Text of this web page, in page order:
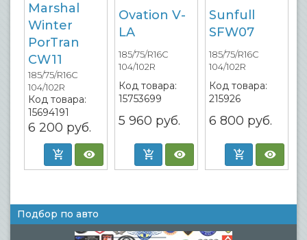
Marshal
Winter
PorTran
CW11
185/75/R16C
104/102R
Код товара:
15694191
6 200 руб.
Ovation V-
LA
185/75/R16C
104/102R
Код товара:
15753699
5 960 руб.
Sunfull
SFW07
185/75/R16C
104/102R
Код товара:
215926
6 800 руб.
Подбор по авто